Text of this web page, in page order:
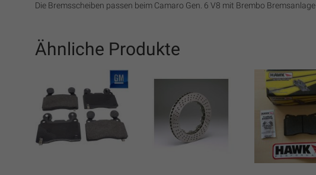
Die Bremsscheiben passen beim Camaro Gen. 6 V8 mit Brembo Bremsanlage
Ähnliche Produkte